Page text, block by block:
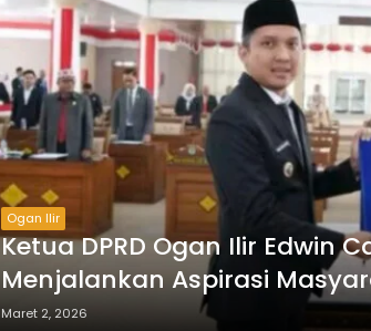
Ogan Ilir
Ketua DPRD Ogan Ilir Edwin
Menjalankan Aspirasi
Program Pemkab Ogan Ilir
Maret 2, 2026